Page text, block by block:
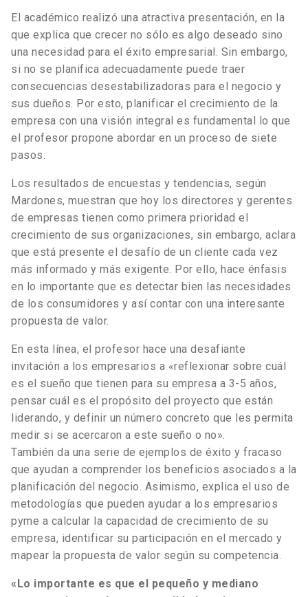
El académico realizó una atractiva presentación, en la
que explica que crecer no sólo es algo deseado sino
una necesidad para el éxito empresarial. Sin embargo,
si no se planifica adecuadamente puede traer
consecuencias desestabilizadoras para el negocio y
sus dueños. Por esto, planificar el crecimiento de la
empresa con una visión integral es fundamental lo que
el profesor propone abordar en un proceso de siete
pasos.
Los resultados de encuestas y tendencias, según
Mardones, muestran que hoy los directores y gerentes
de empresas tienen como primera prioridad el
crecimiento de sus organizaciones, sin embargo, aclara
que está presente el desafío de un cliente cada vez
más informado y más exigente. Por ello, hace énfasis
en lo importante que es detectar bien las necesidades
de los consumidores y así contar con una interesante
propuesta de valor.
En esta línea, el profesor hace una desafiante
invitación a los empresarios a «reflexionar sobre cuál
es el sueño que tienen para su empresa a 3-5 años,
pensar cuál es el propósito del proyecto que están
liderando, y definir un número concreto que les permita
medir si se acercaron a este sueño o no».
También da una serie de ejemplos de éxito y fracaso
que ayudan a comprender los beneficios asociados a la
planificación del negocio. Asimismo, explica el uso de
metodologías que pueden ayudar a los empresarios
pyme a calcular la capacidad de crecimiento de su
empresa, identificar su participación en el mercado y
mapear la propuesta de valor según su competencia.
«Lo importante es que el pequeño y mediano